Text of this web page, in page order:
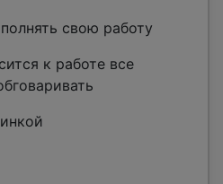
свою работу
к работе все